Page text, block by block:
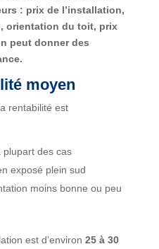
: prix de l’installation,
orientation du toit, prix
peut donner des
moyen
rentabilité est
plupart des cas
exposé plein sud
moins bonne ou peu
est d’environ 25 à 30